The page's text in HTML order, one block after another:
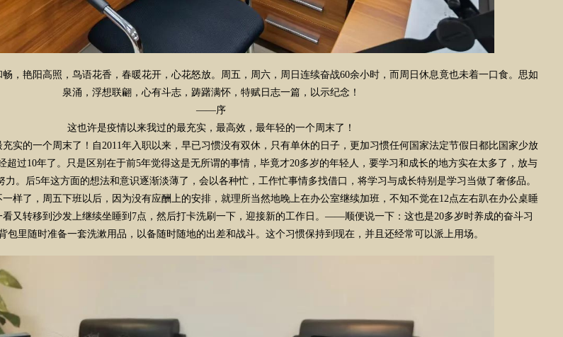
，艳阳高照，鸟语花香，春暖花开，心花怒放。周五，周六，周日连续奋战60余小时，而周日休息竟也未着一口食。思如
泉涌，浮想联翩，心有斗志，踌躇满怀，特赋日志一篇，以示纪念！
——序
这也许是疫情以来我过的最充实，最高效，最年轻的一个周末了！
实的一个周末了！自2011年入职以来，早已习惯没有双休，只有单休的日子，更加习惯任何国家法定节假日都比国家少放
过10年了。只是区别在于前5年觉得这是无所谓的事情，毕竟才20多岁的年轻人，要学习和成长的地方实在太多了，放与
力。后5年这方面的想法和意识逐渐淡薄了，会以各种忙，工作忙事情多找借口，将学习与成长特别是学习当做了奢侈品。
样了，周五下班以后，因为没有应酬上的安排，就理所当然地晚上在办公室继续加班，不知不觉在12点左右趴在办公桌睡
又转移到沙发上继续坐睡到7点，然后打卡洗刷一下，迎接新的工作日。——顺便说一下：这也是20多岁时养成的奋斗习
包里随时准备一套洗漱用品，以备随时随地的出差和战斗。这个习惯保持到现在，并且还经常可以派上用场。